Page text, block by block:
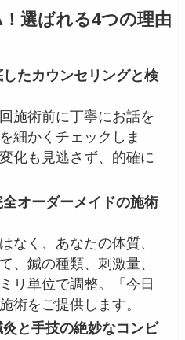
選ばれる4つの理由
たカウンセリングと検
施術前に丁寧にお話を
細かくチェックしま
化も見逃さず、的確に
オーダーメイドの施術
なく、あなたの体質、
、鍼の種類、刺激量、
リ単位で調整。「今日
術をご提供します。
と手技の絶妙なコンビ